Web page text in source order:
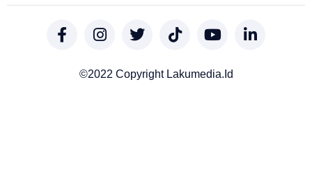
©2022 Copyright Lakumedia.id